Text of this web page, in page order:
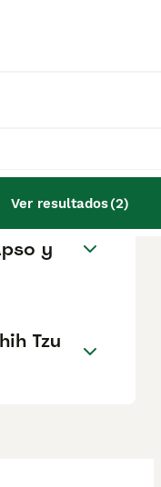
Ver resultados(2)
los
tzu?
entre
y
Tzu